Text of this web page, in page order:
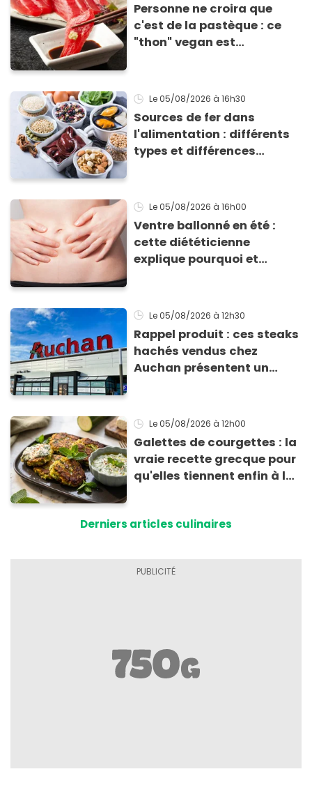
Personne ne croira que
c'est de la pastèque : ce
"thon" vegan est
Le 05/08/2026 à 16h30
Sources de fer dans
l'alimentation : différents
types et différences
Le 05/08/2026 à 16h00
Ventre ballonné en été :
cette diététicienne
explique pourquoi et
Le 05/08/2026 à 12h30
Rappel produit : ces steaks
hachés vendus chez
Auchan présentent un
Le 05/08/2026 à 12h00
Galettes de courgettes : la
vraie recette grecque pour
qu'elles tiennent enfin à la
Derniers articles culinaires